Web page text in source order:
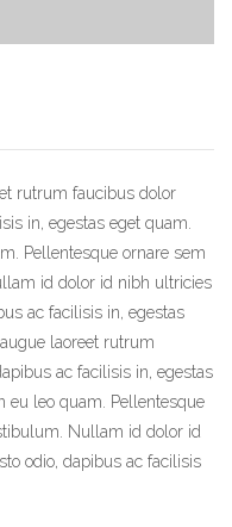
rutrum faucibus dolor
in, egestas eget quam.
Pellentesque ornare sem
id dolor id nibh ultricies
ac facilisis in, egestas
laoreet rutrum
ac facilisis in, egestas
eu leo quam. Pellentesque
Nullam id dolor id
odio, dapibus ac facilisis